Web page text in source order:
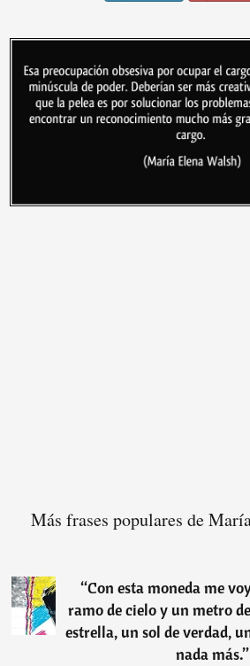
Más frases populares de
“Con esta moneda me
ramo de cielo y un metro
estrella, un sol de verdad,
nada más.”